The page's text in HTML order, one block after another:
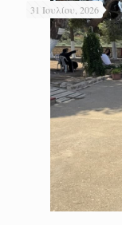
31 Ιουλίου, 2026